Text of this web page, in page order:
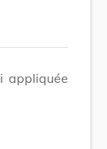
appliquée